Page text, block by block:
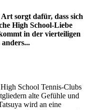
sorgt dafür, dass sich
High School-Liebe
in der vierteiligen
School Tennis-Clubs
alte Gefühle und
wird an eine